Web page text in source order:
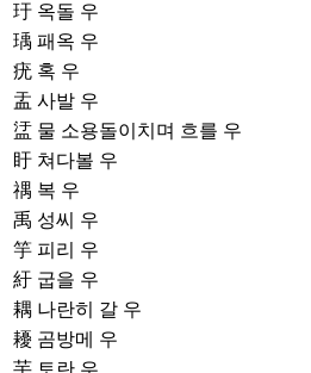
玗 옥돌 우
瑀 패옥 우
疣 혹 우
盂 사발 우
盓 물 소용돌이치며 흐를 우
盱 쳐다볼 우
禑 복 우
禹 성씨 우
竽 피리 우
紆 굽을 우
耦 나란히 갈 우
耰 곰방메 우
芋 토란 우